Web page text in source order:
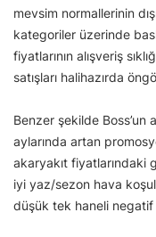
mevsim normallerinin
kategoriler üzerinde
fiyatlarının alışveriş
satışları halihazırda
Benzer şekilde
aylarında artan
akaryakıt fiyatlarındaki
iyi yaz/sezon hava
düşük tek haneli